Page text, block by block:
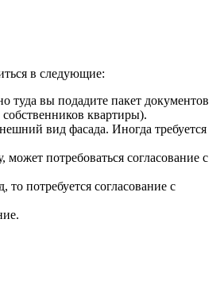
в следующие:
туда вы подадите пакет документов
квартиры).
вид фасада. Иногда требуется
потребоваться согласование с
потребуется согласование с